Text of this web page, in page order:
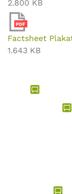
2.800 KB
PDF
Factsheet
1.643 KB